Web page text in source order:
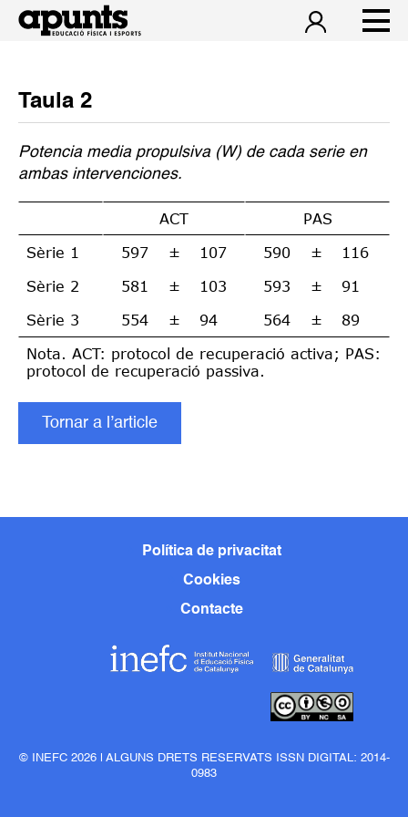
Taula 2
Potencia media propulsiva (W) de cada serie en
ambas intervenciones.
ACT
PAS
Sèrie 1
597 ± 107 590 ±
116
Sèrie 2
581 ± 103 593 ±
91
Sèrie 3
554 ± 94 564 ±
89
Nota. ACT: protocol de recuperació activa; PAS:
protocol de recuperació passiva.
Tornar a l’article
Política de privacitat
Cookies
Contacte
© INEFC 2026 | ALGUNS DRETS RESERVATS ISSN DIGITAL: 2014-
0983